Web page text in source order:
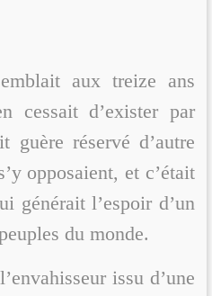
aux treize ans
cessait d’exister par
réservé d’autre
opposaient, et c’était
générait l’espoir d’un
du monde.
issu d’une